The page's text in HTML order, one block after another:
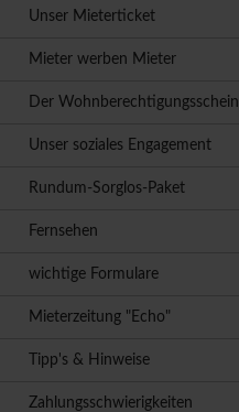
Unser Mieterticket
Mieter werben Mieter
Der Wohnberechtigungsschein
Unser soziales Engagement
Rundum-Sorglos-Paket
Fernsehen
wichtige Formulare
Mieterzeitung "Echo"
Tipp's & Hinweise
Zahlungsschwierigkeiten